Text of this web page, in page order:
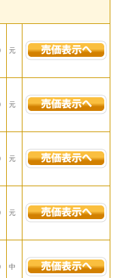
元
元
元
元
中